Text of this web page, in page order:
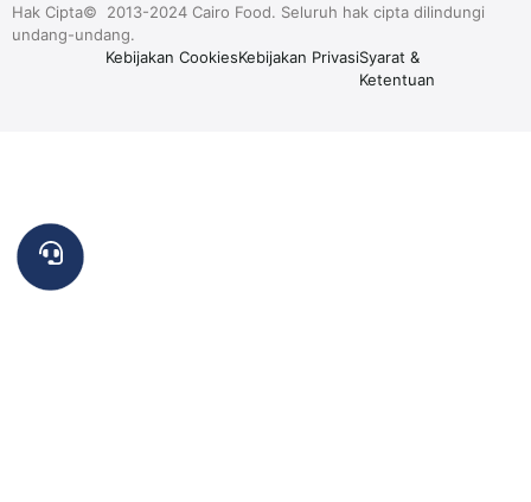
Hak Cipta© 2013-2024 Cairo Food. Seluruh hak cipta dilindungi
undang-undang.
Kebijakan CookiesKebijakan PrivasiSyarat &
Ketentuan